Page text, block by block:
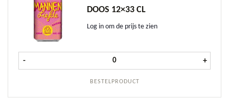
DOOS 12×33 CL
Log in om de prijs te zien
BESTELPRODUCT
- Oedipus Mannenliefde Blik doos
+